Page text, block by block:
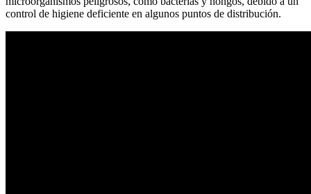
control de higiene deficiente en algunos puntos de distribución.